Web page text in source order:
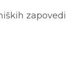
zapovedi